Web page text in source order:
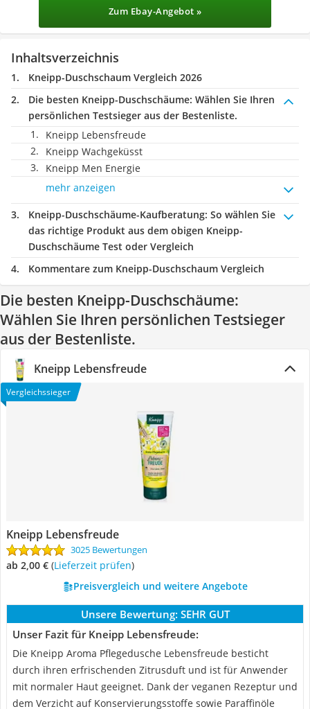
Zum Ebay-Angebot »
Inhaltsverzeichnis
Kneipp-Duschschaum Vergleich 2026
Die besten Kneipp-Duschschäume: Wählen Sie Ihren
persönlichen Testsieger aus der Bestenliste.
Kneipp Lebensfreude
Kneipp Wachgeküsst
Kneipp Men Energie
mehr anzeigen
Kneipp-Duschschäume-Kaufberatung: So wählen Sie
das richtige Produkt aus dem obigen Kneipp-
Duschschäume Test oder Vergleich
Kommentare zum Kneipp-Duschschaum Vergleich
Die besten Kneipp-Duschschäume:
Wählen Sie Ihren persönlichen Testsieger
aus der Bestenliste.
Kneipp Lebensfreude
Vergleichssieger
Kneipp Lebensfreude
3025 Bewertungen
ab 2,00 € (Lieferzeit prüfen)
Preisvergleich und weitere Angebote
Unsere Bewertung: SEHR GUT
Unser Fazit für Kneipp Lebensfreude:
Die Kneipp Aroma Pflegedusche Lebensfreude besticht
durch ihren erfrischenden Zitrusduft und ist für Anwender
mit normaler Haut geeignet. Dank der veganen Rezeptur und
dem Verzicht auf Konservierungsstoffe sowie Paraffinöle